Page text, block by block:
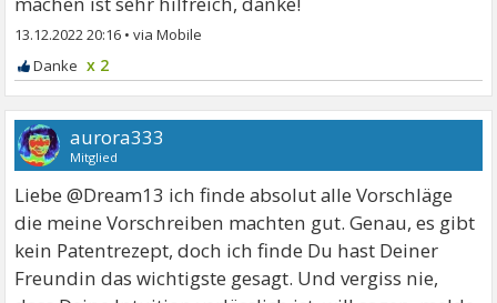
13.12.2022 20:16 •
x 2
aurora333
Mitglied
Liebe @Dream13 ich finde absolut alle Vorschläge
die meine Vorschreiben machten gut. Genau, es gibt
kein Patentrezept, doch ich finde Du hast Deiner
Freundin das wichtigste gesagt. Und vergiss nie,